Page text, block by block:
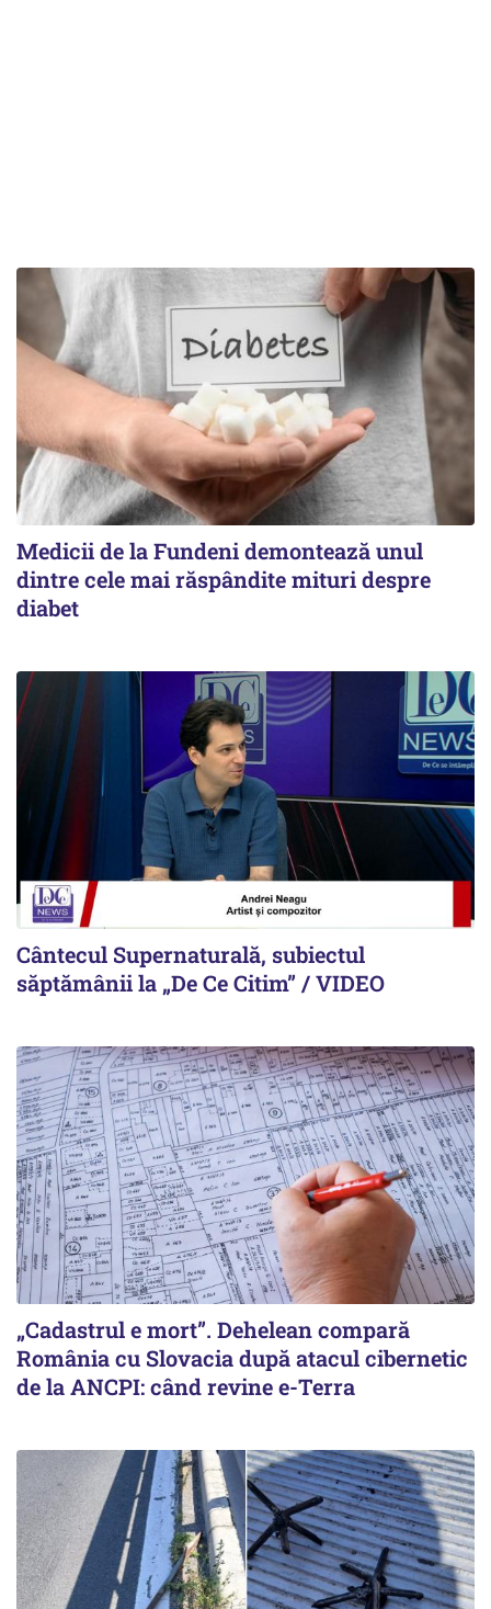
Medicii de la Fundeni demontează unul
dintre cele mai răspândite mituri despre
diabet
Cântecul Supernaturală, subiectul
săptămânii la „De Ce Citim” / VIDEO
„Cadastrul e mort”. Dehelean compară
România cu Slovacia după atacul cibernetic
de la ANCPI: când revine e-Terra